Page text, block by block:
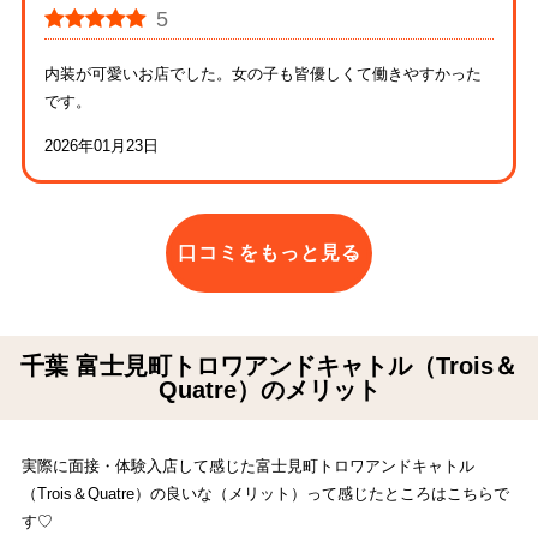
5
内装が可愛いお店でした。女の子も皆優しくて働きやすかった
です。
2026年01月23日
口コミをもっと見る
千葉 富士見町トロワアンドキャトル（Trois＆
Quatre）のメリット
実際に面接・体験入店して感じた富士見町トロワアンドキャトル
（Trois＆Quatre）の良いな（メリット）って感じたところはこちらで
す♡